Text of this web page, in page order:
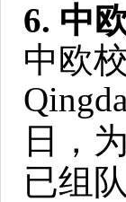
6. 中
中欧
日，
已组